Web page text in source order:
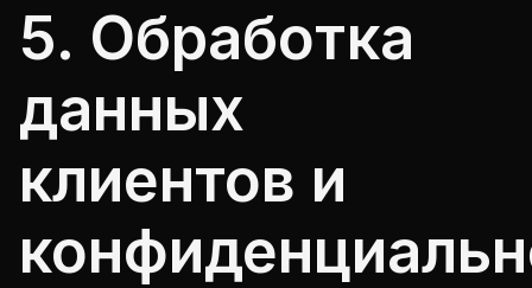
5. Обработка
данных
клиентов и